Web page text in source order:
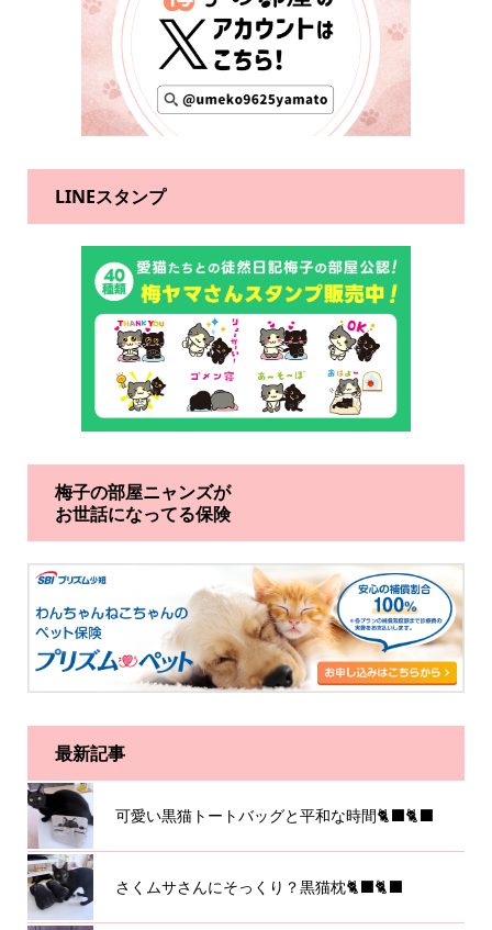
LINEスタンプ
梅子の部屋ニャンズが
お世話になってる保険
最新記事
可愛い黒猫トートバッグと平和な時間🐈‍⬛🐈‍⬛
さくムサさんにそっくり？黒猫枕🐈‍⬛🐈‍⬛